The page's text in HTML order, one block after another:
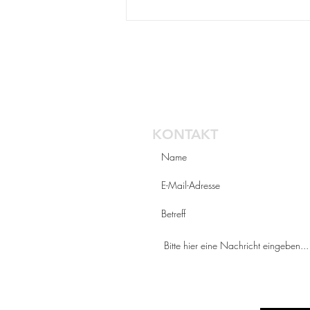
STEUERN IM BLICK -
KONTAKT